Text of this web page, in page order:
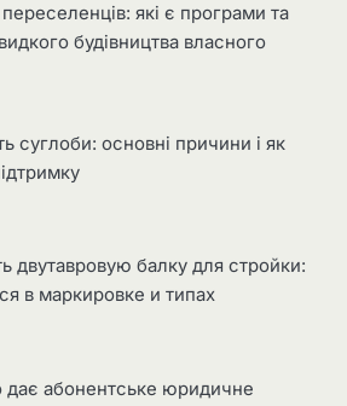
які є програми та
будівництва власного
суглоби: основні причини і як
двутавровую балку для стройки:
в маркировке и типах
дає абонентське юридичне